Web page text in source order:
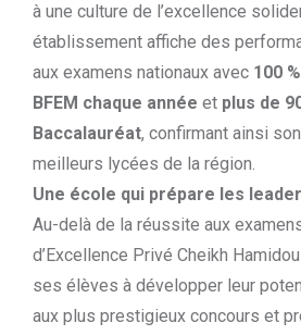
à une culture de l’excellence
établissement affiche des
aux examens nationaux avec 100
BFEM chaque année et plus de
Baccalauréat, confirmant ainsi
meilleurs lycées de la région.
Une école qui prépare les
Au-delà de la réussite aux
d’Excellence Privé Cheikh
ses élèves à développer leur
aux plus prestigieux concours et